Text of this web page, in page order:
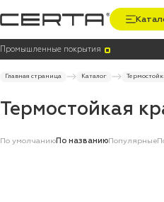
Промышленные покрытия
Главная страница Каталог
Термостойкая
По умолчаниюПо названиюПопулярные